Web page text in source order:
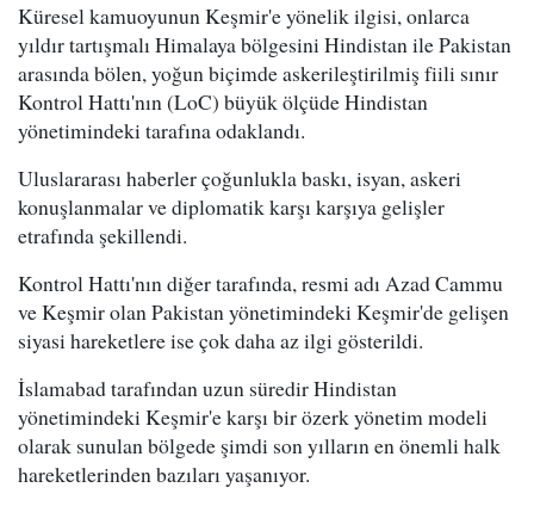
Küresel kamuoyunun Keşmir'e yönelik ilgisi, onlarca
yıldır tartışmalı Himalaya bölgesini Hindistan ile Pakistan
arasında bölen, yoğun biçimde askerileştirilmiş fiili sınır
Kontrol Hattı'nın (LoC) büyük ölçüde Hindistan
yönetimindeki tarafına odaklandı.
Uluslararası haberler çoğunlukla baskı, isyan, askeri
konuşlanmalar ve diplomatik karşı karşıya gelişler
etrafında şekillendi.
Kontrol Hattı'nın diğer tarafında, resmi adı Azad Cammu
ve Keşmir olan Pakistan yönetimindeki Keşmir'de gelişen
siyasi hareketlere ise çok daha az ilgi gösterildi.
İslamabad tarafından uzun süredir Hindistan
yönetimindeki Keşmir'e karşı bir özerk yönetim modeli
olarak sunulan bölgede şimdi son yılların en önemli halk
hareketlerinden bazıları yaşanıyor.